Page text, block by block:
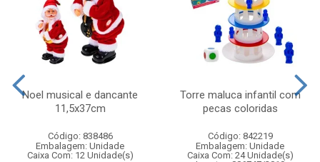
Noel musical e dancante
11,5x37cm
Código: 838486
Embalagem: Unidade
Caixa Com: 12 Unidade(s)
Torre maluca infantil com
pecas coloridas
Código: 842219
Embalagem: Unidade
Caixa Com: 24 Unidade(s)